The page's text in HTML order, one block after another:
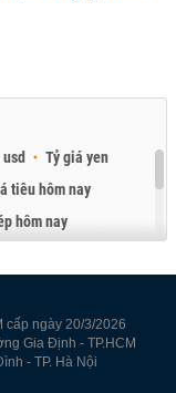
Tỷ giá yen
tiêu hôm nay
hôm nay
cấp ngày 20/3/2026
Gia Định - TP.HCM
- TP. Hà Nội